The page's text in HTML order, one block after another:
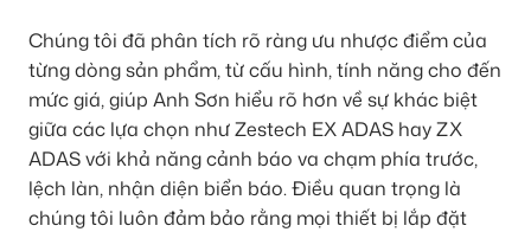
Chúng tôi đã phân tích rõ ràng ưu nhược điểm của
từng dòng sản phẩm, từ cấu hình, tính năng cho đến
mức giá, giúp Anh Sơn hiểu rõ hơn về sự khác biệt
giữa các lựa chọn như Zestech EX ADAS hay ZX
ADAS với khả năng cảnh báo va chạm phía trước,
lệch làn, nhận diện biển báo. Điều quan trọng là
chúng tôi luôn đảm bảo rằng mọi thiết bị lắp đặt